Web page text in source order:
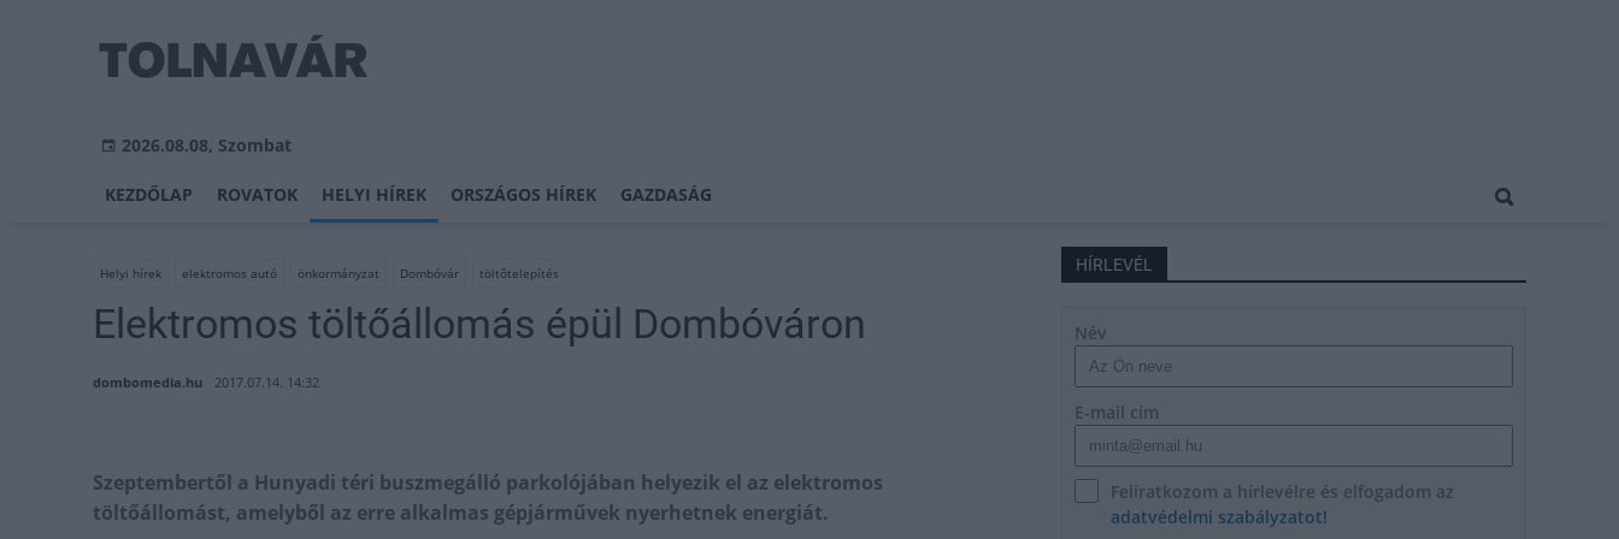
2026.08.08, Szombat
KEZDŐLAP ROVATOK HELYI HÍREK ORSZÁGOS HÍREK GAZDASÁG
Helyi hírek elektromos autó önkormányzat Dombóvár töltőtelepítés
Elektromos töltőállomás épül Dombóváron
dombomedia.hu 2017.07.14. 14:32
Szeptembertől a Hunyadi téri buszmegálló parkolójában helyezik el az elektromos
töltőállomást, amelyből az erre alkalmas gépjárművek nyerhetnek energiát.
HÍRLEVÉL
Név
E-mail cím
Feliratkozom a hírlevélre és elfogadom az
adatvédelmi szabályzatot!